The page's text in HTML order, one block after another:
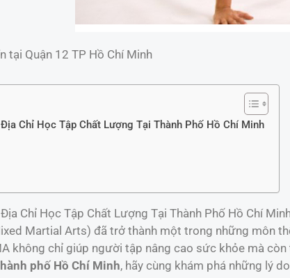
tại Quận 12 TP Hồ Chí Minh
Chỉ Học Tập Chất Lượng Tại Thành Phố Hồ Chí Minh
Chỉ Học Tập Chất Lượng Tại Thành Phố Hồ Chí
Martial Arts) đã trở thành một trong những môn
không chỉ giúp người tập nâng cao sức khỏe mà
phố Hồ Chí Minh, hãy cùng khám phá những lý